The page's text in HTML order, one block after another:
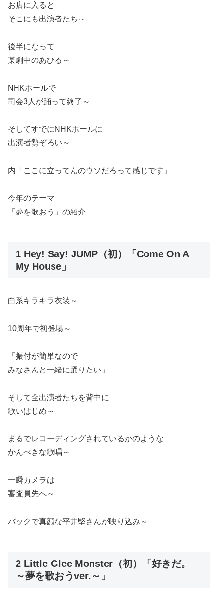
お店に入ると
そこにも出演者たち～
後半になって
某劇中のあひる～
NHKホールで
司会3人が踊って終了～
そしてすでにNHKホールに
出演者勢ぞろい～
内「ここに立ってんのウソだろって感じです」
今年のテーマ
「夢を歌おう」の紹介
1 Hey! Say! JUMP（初）「Come On A
My House」
白系キラキラ衣装～
10周年で初登場～
「振付が簡単なので
みなさんと一緒に踊りたい」
そして全出演者たちを背中に
歌いはじめ～
まるでレコーディングされているかのような
かんぺきな歌唱～
一瞬カメラは
審査員先へ～
バックで真顔な平井堅さんが映り込み～
2 Little Glee Monster（初）「好きだ。
～夢を歌おうver.～」